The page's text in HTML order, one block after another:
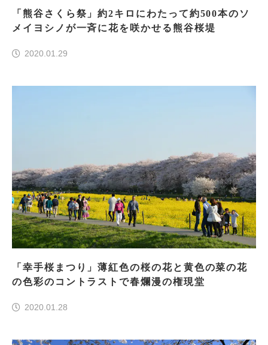
「熊谷さくら祭」約2キロにわたって約500本のソ
メイヨシノが一斉に花を咲かせる熊谷桜堤
2020.01.29
「幸手桜まつり」薄紅色の桜の花と黄色の菜の花
の色彩のコントラストで春爛漫の権現堂
2020.01.28